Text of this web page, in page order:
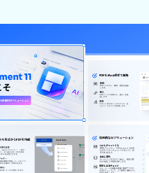
Cloud
ラインツール
を Excel に変換
圧縮
ザー向け
ー向け
ソース
するコツ
立つ
告
ウンロード
ログイン